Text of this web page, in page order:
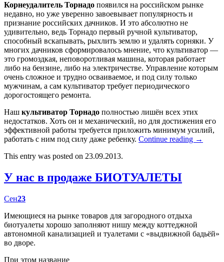
Корнеудалитель Торнадо появился на российском рынке
недавно, но уже уверенно завоевывает популярность и
признание российских дачников. И это абсолютно не
удивительно, ведь Торнадо первый ручной культиватор,
способный вскапывать, рыхлить землю и удалять сорняки. У
многих дачников сформировалось мнение, что культиватор —
это громоздкая, неповоротливая машина, которая работает
либо на бензине, либо на электричестве. Управление которым
очень сложное и трудно осваиваемое, и под силу только
мужчинам, а сам культиватор требует периодического
дорогостоящего ремонта.
Наш культиватор Торнадо полностью лишён всех этих
недостатков. Хоть он и механический, но для достижения его
эффективной работы требуется приложить минимум усилий,
работать с ним под силу даже ребенку. Continue reading →
This entry was posted on 23.09.2013.
У нас в продаже БИОТУАЛЕТЫ
Сен23
Имеющиеся на рынке товаров для загородного отдыха
биотуалеты хорошо заполняют нишу между коттеджной
автономной канализацией и туалетами с «выдвижной бадьёй»
во дворе.
При этом название